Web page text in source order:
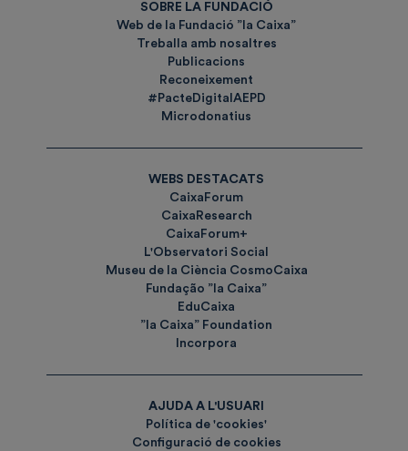
SOBRE LA FUNDACIÓ
Web de la Fundació ”la Caixa”
Treballa amb nosaltres
Publicacions
Reconeixement
#PacteDigitalAEPD
Microdonatius
WEBS DESTACATS
CaixaForum
CaixaResearch
CaixaForum+
L'Observatori Social
Museu de la Ciència CosmoCaixa
Fundação ”la Caixa”
EduCaixa
”la Caixa” Foundation
Incorpora
AJUDA A L'USUARI
Política de 'cookies'
Configuració de cookies